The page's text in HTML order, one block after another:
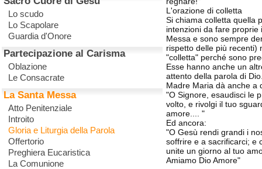
Lo scudo
Lo Scapolare
Guardia d'Onore
Partecipazione al Carisma
Oblazione
Le Consacrate
La Santa Messa
Atto Penitenziale
Introito
Gloria e Liturgia della Parola
Offertorio
Preghiera Eucaristica
La Comunione
L'orazione di colletta
Si chiama colletta quella
intenzioni da fare
Messa e sono sempre
rispetto delle più recenti)
"colletta" perché sono
Esse hanno anche un
attento della parola di
Madre Maria dà anche a
"O Signore, esaudisci le
volto, e rivolgi il tuo
amore.... "
Ed ancora:
"O Gesù rendi grandi i
soffrire e a sacrificarci; e
unite un giorno al tuo
Amiamo Dio Amore"